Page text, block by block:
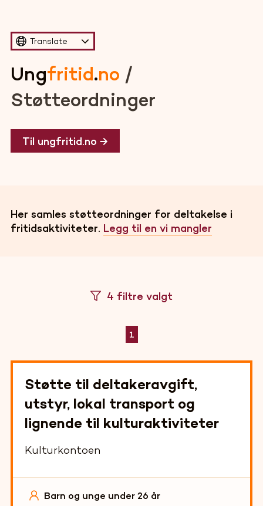
Translate
Ungfritid.no /
Støtteordninger
Til ungfritid.no →
Her samles støtteordninger for deltakelse i
fritidsaktiviteter. Legg til en vi mangler
4 filtre valgt
1
Støtte til deltakeravgift,
utstyr, lokal transport og
lignende til kulturaktiviteter
Kulturkontoen
Barn og unge under 26 år